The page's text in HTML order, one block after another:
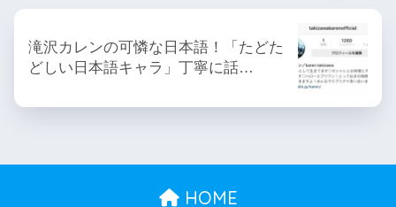
滝沢カレンの可憐な日本語！「たどた
どしい日本語キャラ」丁寧に話…
HOME